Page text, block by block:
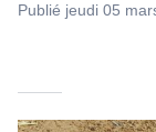
Publié jeudi 05